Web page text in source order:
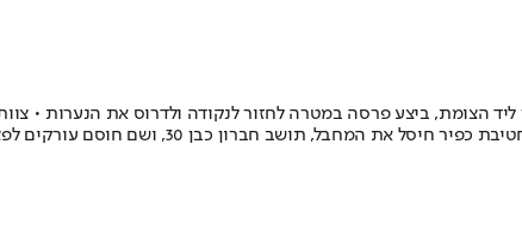
הצומת, ביצע פרסה במטרה לחזור לנקודה ולדרוס את הנערות •